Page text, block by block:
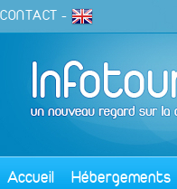
CONTACT -
Accueil Hébergements